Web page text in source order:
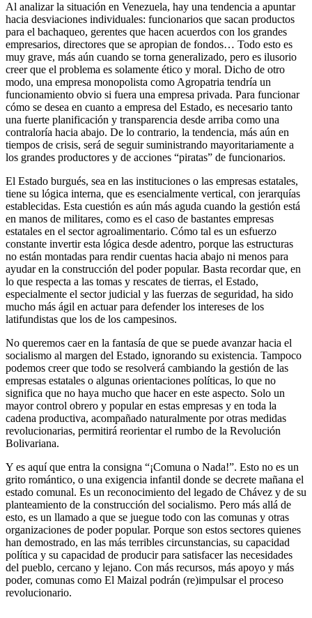
Al analizar la situación en Venezuela, hay una tendencia a apuntar
hacia desviaciones individuales: funcionarios que sacan productos
para el bachaqueo, gerentes que hacen acuerdos con los grandes
empresarios, directores que se apropian de fondos… Todo esto es
muy grave, más aún cuando se torna generalizado, pero es ilusorio
creer que el problema es solamente ético y moral. Dicho de otro
modo, una empresa monopolista como Agropatria tendría un
funcionamiento obvio si fuera una empresa privada. Para funcionar
cómo se desea en cuanto a empresa del Estado, es necesario tanto
una fuerte planificación y transparencia desde arriba como una
contraloría hacia abajo. De lo contrario, la tendencia, más aún en
tiempos de crisis, será de seguir suministrando mayoritariamente a
los grandes productores y de acciones “piratas” de funcionarios.
El Estado burgués, sea en las instituciones o las empresas estatales,
tiene su lógica interna, que es esencialmente vertical, con jerarquías
establecidas. Esta cuestión es aún más aguda cuando la gestión está
en manos de militares, como es el caso de bastantes empresas
estatales en el sector agroalimentario. Cómo tal es un esfuerzo
constante invertir esta lógica desde adentro, porque las estructuras
no están montadas para rendir cuentas hacia abajo ni menos para
ayudar en la construcción del poder popular. Basta recordar que, en
lo que respecta a las tomas y rescates de tierras, el Estado,
especialmente el sector judicial y las fuerzas de seguridad, ha sido
mucho más ágil en actuar para defender los intereses de los
latifundistas que los de los campesinos.
No queremos caer en la fantasía de que se puede avanzar hacia el
socialismo al margen del Estado, ignorando su existencia. Tampoco
podemos creer que todo se resolverá cambiando la gestión de las
empresas estatales o algunas orientaciones políticas, lo que no
significa que no haya mucho que hacer en este aspecto. Solo un
mayor control obrero y popular en estas empresas y en toda la
cadena productiva, acompañado naturalmente por otras medidas
revolucionarias, permitirá reorientar el rumbo de la Revolución
Bolivariana.
Y es aquí que entra la consigna “¡Comuna o Nada!”. Esto no es un
grito romántico, o una exigencia infantil donde se decrete mañana el
estado comunal. Es un reconocimiento del legado de Chávez y de su
planteamiento de la construcción del socialismo. Pero más allá de
esto, es un llamado a que se juegue todo con las comunas y otras
organizaciones de poder popular. Porque son estos sectores quienes
han demostrado, en las más terribles circunstancias, su capacidad
política y su capacidad de producir para satisfacer las necesidades
del pueblo, cercano y lejano. Con más recursos, más apoyo y más
poder, comunas como El Maizal podrán (re)impulsar el proceso
revolucionario.